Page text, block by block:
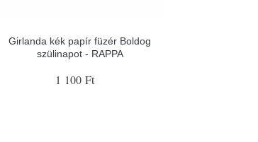
Girlanda kék papír füzér Boldog
szülinapot - RAPPA
1 100 Ft